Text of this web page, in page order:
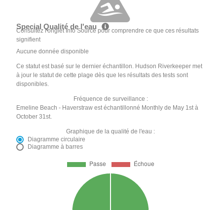
Special Qualité de l'eau
Consultez l'onglet Info Source pour comprendre ce que ces résultats
signifient
Aucune donnée disponible
Ce statut est basé sur le dernier échantillon. Hudson Riverkeeper met
à jour le statut de cette plage dès que les résultats des tests sont
disponibles.
Fréquence de surveillance :
Emeline Beach - Haverstraw est échantillonné Monthly de May 1st à
October 31st.
Graphique de la qualité de l'eau :
Diagramme circulaire
Diagramme à barres